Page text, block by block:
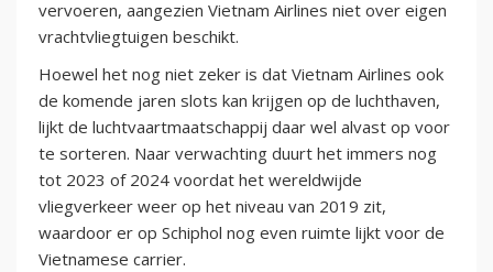
vervoeren, aangezien Vietnam Airlines niet over eigen
vrachtvliegtuigen beschikt.
Hoewel het nog niet zeker is dat Vietnam Airlines ook
de komende jaren slots kan krijgen op de luchthaven,
lijkt de luchtvaartmaatschappij daar wel alvast op voor
te sorteren. Naar verwachting duurt het immers nog
tot 2023 of 2024 voordat het wereldwijde
vliegverkeer weer op het niveau van 2019 zit,
waardoor er op Schiphol nog even ruimte lijkt voor de
Vietnamese carrier.